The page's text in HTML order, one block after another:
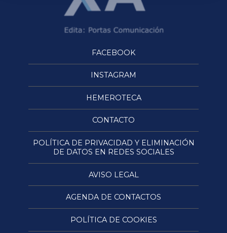
FACEBOOK
INSTAGRAM
HEMEROTECA
CONTACTO
POLÍTICA DE PRIVACIDAD Y ELIMINACIÓN
DE DATOS EN REDES SOCIALES
AVISO LEGAL
AGENDA DE CONTACTOS
POLÍTICA DE COOKIES